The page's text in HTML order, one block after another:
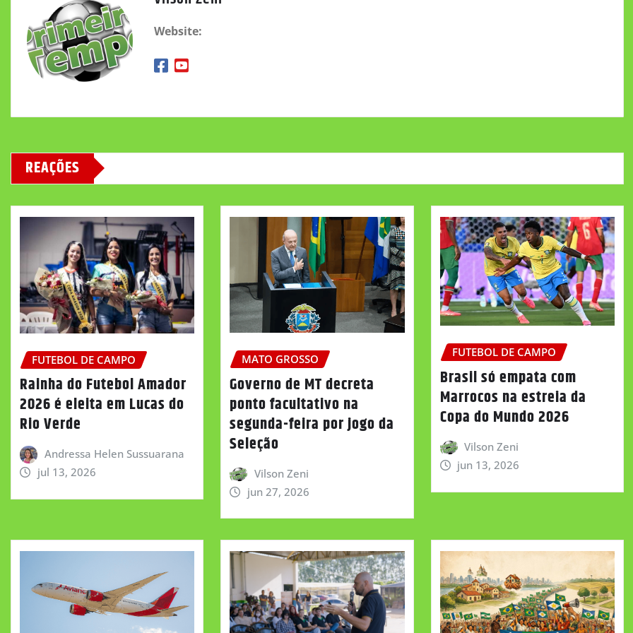
Website:
REAÇÕES
FUTEBOL DE CAMPO
Rainha do Futebol Amador
2026 é eleita em Lucas do
Rio Verde
Andressa Helen Sussuarana
jul 13, 2026
MATO GROSSO
Governo de MT decreta
ponto facultativo na
segunda-feira por jogo da
Seleção
Vilson Zeni
jun 27, 2026
FUTEBOL DE CAMPO
Brasil só empata com
Marrocos na estreia da
Copa do Mundo 2026
Vilson Zeni
jun 13, 2026